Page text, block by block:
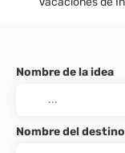
Nombre de la idea
Nombre del destino